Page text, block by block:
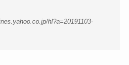
hl?a=20191103-